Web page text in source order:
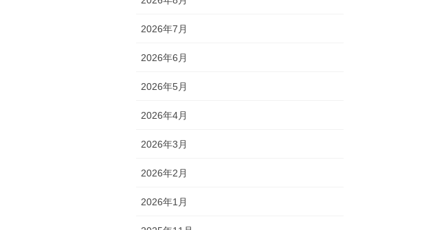
2026年7月
2026年6月
2026年5月
2026年4月
2026年3月
2026年2月
2026年1月